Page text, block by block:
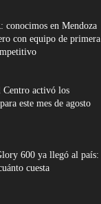
conocimos en Mendoza
con equipo de primera
Centro activó los
este mes de agosto
600 ya llegó al país:
cuesta